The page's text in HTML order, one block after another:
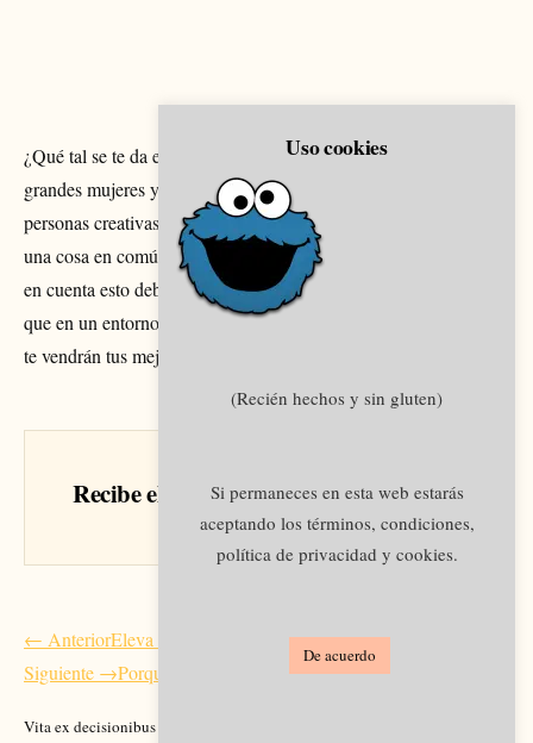
¿Qué tal se te da estar solo? Si te fijas en los genios, en las
grandes mujeres y hombres del mundo o en la mayoría de las
personas creativas o que crean grandes negocios… todos tienen
una cosa en común: pasan mucho tiempo pensando. Teniendo
en cuenta esto debes saber, quizás ya seas consciente de ello,
que en un entorno ruidoso o rodeado de tus mejores amigos no
te vendrán tus mejores ideas.
Recibe el siguiente artículo en tu email
Navegación
de
entradas
← AnteriorEleva tu Amor propio – Cápsula de bienestar
Siguiente →Porqué sentimos envidia
Vita ex decisionibus pendet.
Uso cookies
(Recién hechos y sin gluten)
Si permaneces en esta web estarás
aceptando los términos, condiciones,
política de privacidad y cookies.
De acuerdo